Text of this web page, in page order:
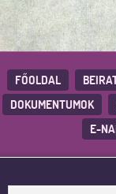
FŐOLDAL
DOKUMENTUMOK
E-